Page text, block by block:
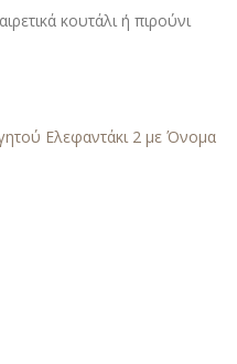
κουτάλι ή πιρούνι